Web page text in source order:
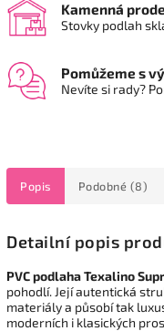
Kamenná
Stovky podlah
Pomůžeme s
Nevíte si rady?
Popis Podobné (8)
Detailní popis
PVCpodlaha Texalino
pohodlí. Její autentická
materiály a působí tak
moderních i klasických